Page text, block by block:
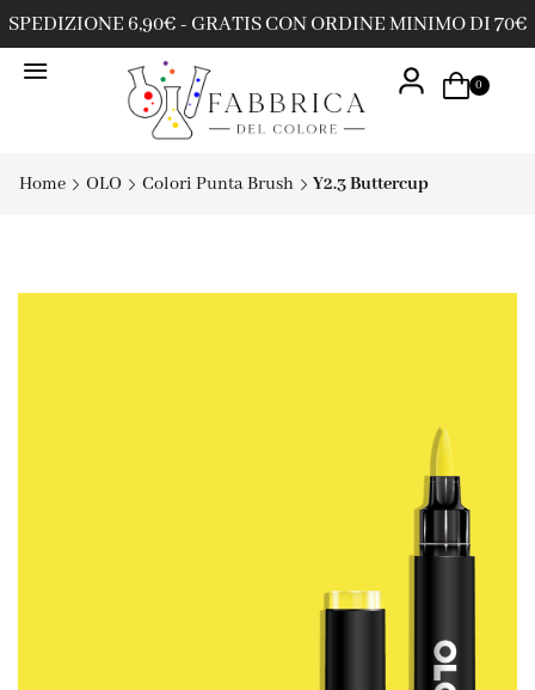
SPEDIZIONE 6,90€ - GRATIS CON ORDINE MINIMO DI 70€
0
Home OLO Colori Punta Brush Y2.3 Buttercup